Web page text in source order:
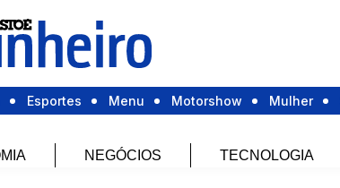
Esportes Menu Motorshow Mulher
NEGÓCIOS TECNOLOGIA